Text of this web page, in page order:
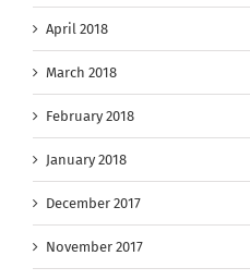
April 2018
March 2018
February 2018
January 2018
December 2017
November 2017